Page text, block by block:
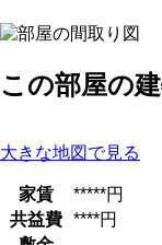
この部屋の
大きな地図で見る
家賃
*****円
共益費 ****円